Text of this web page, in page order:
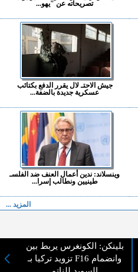
تصريحاته عن "يهو...
جيش الاحتـ لال يقرر الدفع بكتائب
عسكرية جديدة بالضفة...
وينسلاند: ندين أعمال العنف ضد الفلسـ
طينيين ونطالب إسرا...
المزيد ...
بلينكن: الكونغرس يربط بين
تزويد تركيا بـ F16 وانضمام